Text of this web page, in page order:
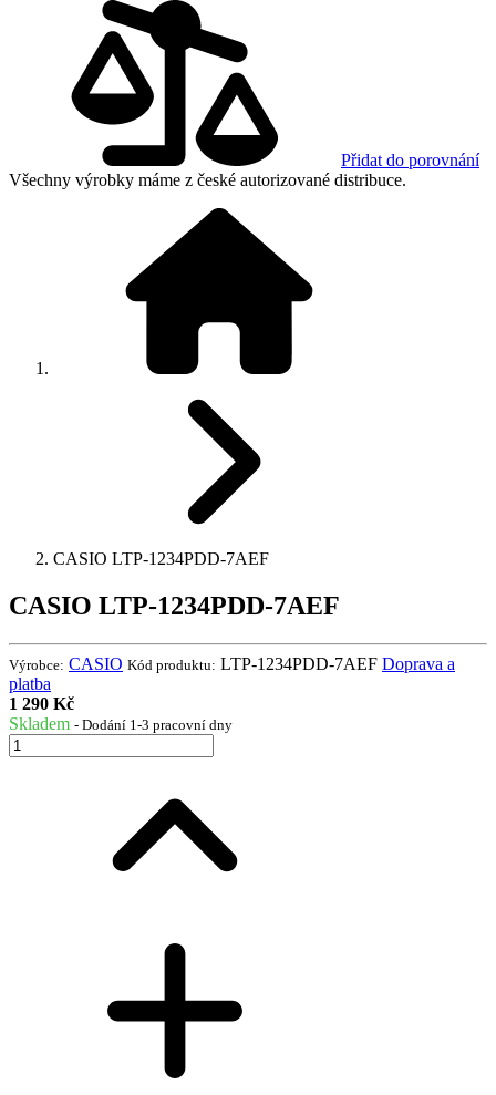
Přidat do porovnání
Všechny výrobky máme z české autorizované distribuce.
CASIO LTP-1234PDD-7AEF
CASIO LTP-1234PDD-7AEF
Výrobce: CASIO Kód produktu: LTP-1234PDD-7AEF Doprava a
platba
1 290 Kč
Skladem - Dodání 1-3 pracovní dny